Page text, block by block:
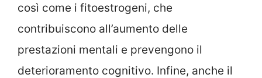
così come i fitoestrogeni, che
contribuiscono all’aumento delle
prestazioni mentali e prevengono il
deterioramento cognitivo. Infine, anche il